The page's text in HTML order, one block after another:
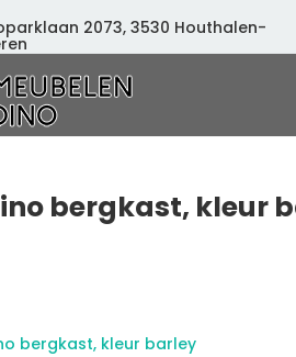
2073, 3530 Houthalen-
bergkast, kleur